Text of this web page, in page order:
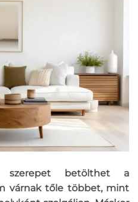
szerepet betölthet a
várnak tőle többet, mint